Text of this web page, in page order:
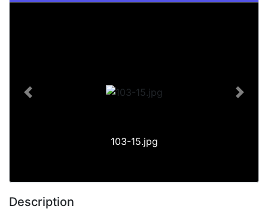
103-15.jpg
Previous Next
Description